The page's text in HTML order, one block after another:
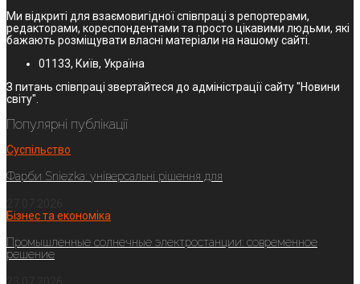
Ми відкриті для взаємовигідної співпраці з репортерами,
редакторами, кореспондентами та просто цікавими людьми, які
бажають розміщувати власні матеріали на нашому сайті.
01133, Київ, Україна
З питань співпраці звертайтеся до адміністрації сайту "Новини
світу".
Популярні публікації
Суспільство
Фарби Sniezka: універсальні рішення для
Бізнес та економіка
Промышленные солнечные электростанции: современное
решение